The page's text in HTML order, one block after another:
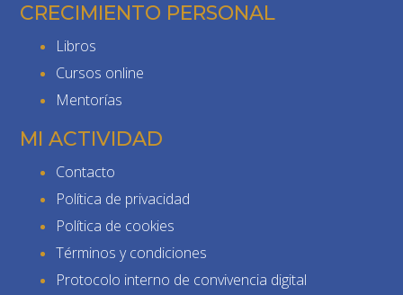
CRECIMIENTO PERSONAL
Libros
Cursos online
Mentorías
MI ACTIVIDAD
Contacto
Política de privacidad
Política de cookies
Términos y condiciones
Protocolo interno de convivencia digital